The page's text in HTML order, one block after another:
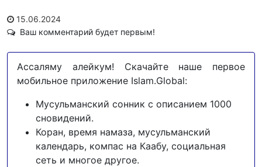
15.06.2024
Ваш комментарий будет первым!
Ассаляму алейкум! Скачайте наше первое
мобильное приложение Islam.Global:
Мусульманский сонник с описанием 1000
сновидений.
Коран, время намаза, мусульманский
календарь, компас на Каабу, социальная
сеть и многое другое.